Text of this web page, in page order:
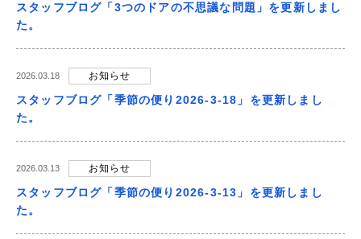
スタッフブログ「3つのドアの不思議な問題」を更新しまし
た。
2026.03.18 お知らせ
スタッフブログ「季節の便り2026-3-18」を更新しまし
た。
2026.03.13 お知らせ
スタッフブログ「季節の便り2026-3-13」を更新しまし
た。